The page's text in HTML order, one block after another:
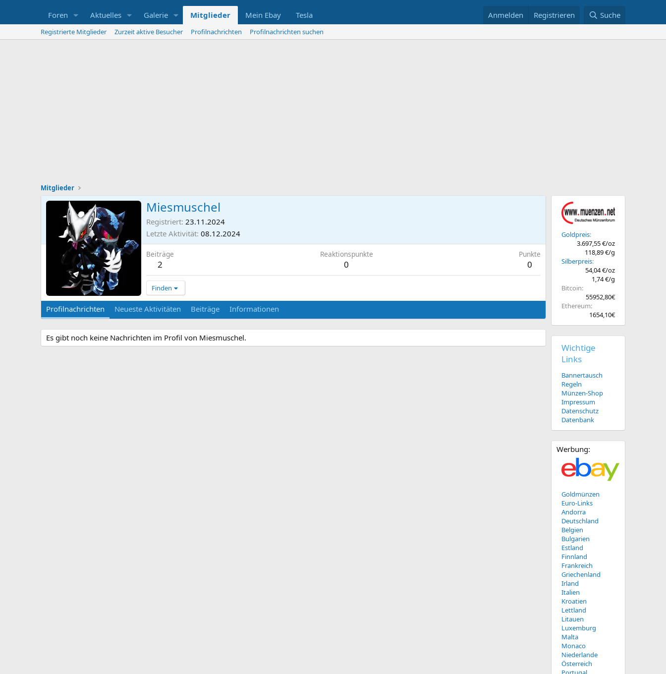
Foren Aktuelles Galerie Mitglieder Mein Ebay Tesla Anmelden Registrieren Suche
Registrierte Mitglieder Zurzeit aktive Besucher Profilnachrichten Profilnachrichten suchen
Mitglieder
Miesmuschel
Registriert 23.11.2024
Letzte Aktivität 08.12.2024
Beiträge
2
Reaktionspunkte
0
Punkte
0
Finden
Profilnachrichten Neueste Aktivitäten Beiträge Informationen
Es gibt noch keine Nachrichten im Profil von Miesmuschel.
Goldpreis
3.697,55 €/oz
118,89 €/g
Silberpreis
54,04 €/oz
1,74 €/g
Bitcoin
55952,80€
Ethereum
1654,10€
Wichtige
Links
Bannertausch
Regeln
Münzen-Shop
Impressum
Datenschutz
Datenbank
Werbung:
Goldmünzen
Euro-Links
Andorra
Deutschland
Belgien
Bulgarien
Estland
Finnland
Frankreich
Griechenland
Irland
Italien
Kroatien
Lettland
Litauen
Luxemburg
Malta
Monaco
Niederlande
Österreich